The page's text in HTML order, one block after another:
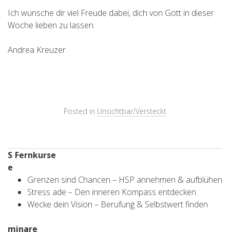
Ich wünsche dir viel Freude dabei, dich von Gott in dieser
Woche lieben zu lassen.
Andrea Kreuzer
Posted in Unsichtbar/Versteckt
Fernkurse
Grenzen sind Chancen – HSP annehmen & aufblühen
Stress ade – Den inneren Kompass entdecken
Wecke dein Vision – Berufung & Selbstwert finden
S
e
minare